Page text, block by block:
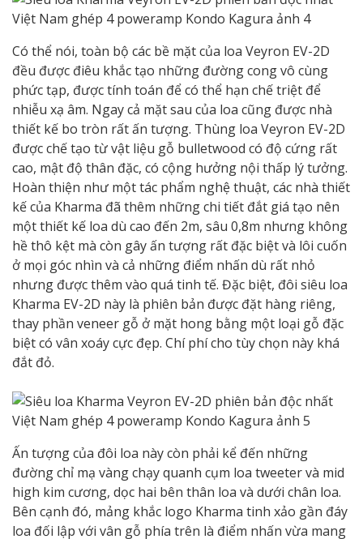
Có thể nói, toàn bộ các bề mặt của loa Veyron EV-2D
đều được điêu khắc tạo những đường cong vô cùng
phức tạp, được tính toán để có thể hạn chế triệt để
nhiễu xạ âm. Ngay cả mặt sau của loa cũng được nhà
thiết kế bo tròn rất ấn tượng. Thùng loa Veyron EV-2D
được chế tạo từ vật liệu gỗ bulletwood có độ cứng rất
cao, mật độ thân đặc, có cộng hưởng nội thấp lý tưởng.
Hoàn thiện như một tác phẩm nghệ thuật, các nhà thiết
kế của Kharma đã thêm những chi tiết đắt giá tạo nên
một thiết kế loa dù cao đến 2m, sâu 0,8m nhưng không
hề thô kệt mà còn gây ấn tượng rất đặc biệt và lôi cuốn
ở mọi góc nhìn và cả những điểm nhấn dù rất nhỏ
nhưng được thêm vào quá tinh tế. Đặc biệt, đôi siêu loa
Kharma EV-2D này là phiên bản được đặt hàng riêng,
thay phần veneer gỗ ở mặt hong bằng một loại gỗ đặc
biệt có vân xoáy cực đẹp. Chí phí cho tùy chọn này khá
đắt đỏ.
Ấn tượng của đôi loa này còn phải kể đến những
đường chỉ mạ vàng chạy quanh cụm loa tweeter và mid
high kim cương, dọc hai bên thân loa và dưới chân loa.
Bên cạnh đó, mảng khắc logo Kharma tinh xảo gần đáy
loa đối lập với vân gỗ phía trên là điểm nhấn vừa mang